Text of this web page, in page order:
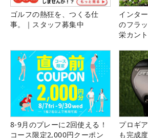
ゴルフの熱狂を、つくる仕
事。｜スタッフ募集中
インタ
のフラ
栄カン
8-9月のプレーに2回使える！
コース限定2,000円クーポン
プロギ
も完成